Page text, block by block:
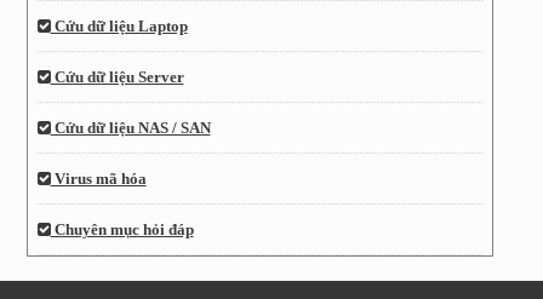
Cứu dữ liệu Laptop
Cứu dữ liệu Server
Cứu dữ liệu NAS / SAN
Virus mã hóa
Chuyên mục hỏi đáp